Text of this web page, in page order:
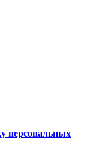
персональных